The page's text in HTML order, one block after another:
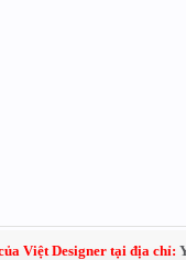
Việt Designer tại địa chỉ: